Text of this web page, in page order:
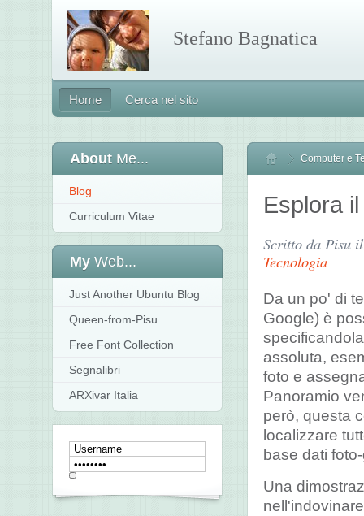
Stefano Bagnatica
Home Cerca nel sito
Home
Computer e
Esplora
Scritto da Pisu
Tecnologia
Da un po' di
Google) è
assoluta,
foto e
Panoramio
però, questa
localizzare
base dati
Una
About Me...
Blog
Curriculum Vitae
My Web...
Just Another Ubuntu Blog
Queen-from-Pisu
Free Font Collection
Segnalibri
ARXivar Italia